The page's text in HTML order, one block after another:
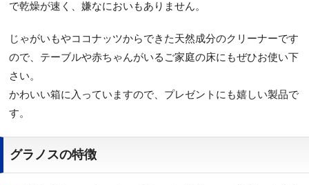
で乾燥が速く、嫌なにおいもありません。
じゃがいもやココナッツからできた天然成分のクリーナーです
ので、テーブルや赤ちゃんがいるご家庭の床にもぜひお使い下
さい。
かわいい箱に入っていますので、プレゼントにも嬉しい製品で
す。
グラノスの特徴